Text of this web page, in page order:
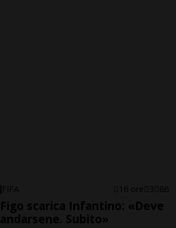
FIFA 16 ore 3 86
Figo scarica Infantino: «Deve
andarsene. Subito»